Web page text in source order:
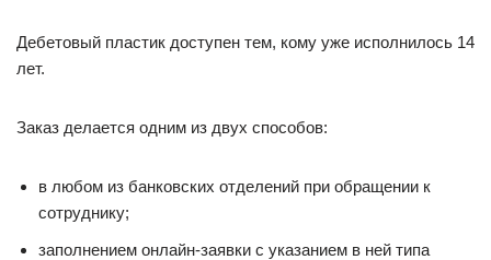
Дебетовый пластик доступен тем, кому уже исполнилось 14
лет.
Заказ делается одним из двух способов:
в любом из банковских отделений при обращении к
сотруднику;
заполнением онлайн-заявки с указанием в ней типа